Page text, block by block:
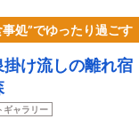
処”でゆったり過ごす
掛け流しの離れ
ギャラリー